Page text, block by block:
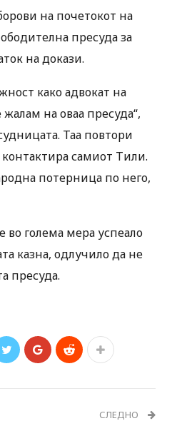
на почетокот на
пресуда за
на докази.
како адвокат на
на оваа пресуда“,
Таа повтори
самиот Тили.
потерница по него,
во голема мера успеало
казна, одлучило да не
пресуда.
СЛЕДНО